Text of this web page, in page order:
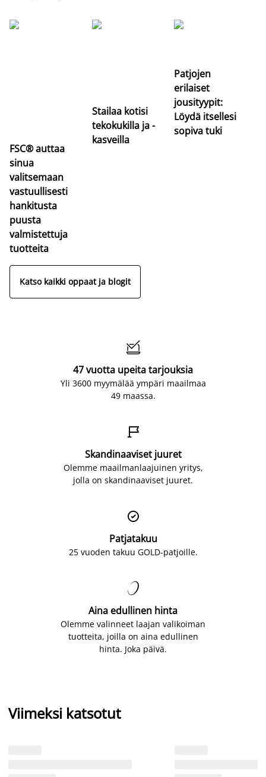
FSC® auttaa
sinua
valitsemaan
vastuullisesti
hankitusta
puusta
valmistettuja
tuotteita
Stailaa kotisi
tekokukilla ja -
kasveilla
Patjojen
erilaiset
jousityypit:
Löydä itsellesi
sopiva tuki
Katso kaikki oppaat ja blogit

47 vuotta upeita tarjouksia
Yli 3600 myymälää ympäri maailmaa
49 maassa.

Skandinaaviset juuret
Olemme maailmanlaajuinen yritys,
jolla on skandinaaviset juuret.

Patjatakuu
25 vuoden takuu GOLD-patjoille.

Aina edullinen hinta
Olemme valinneet laajan valikoiman
tuotteita, joilla on aina edullinen
hinta. Joka päivä.
Viimeksi katsotut